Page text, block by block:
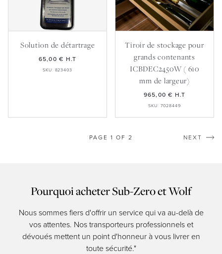
Solution de détartrage
65,00 € H.T
SKU: 823403
Tiroir de stockage pour
grands contenants
ICBDEC2450W ( 610
mm de largeur)
965,00 € H.T
SKU: 7028449
PAGE 1 OF 2 NEXT
Pourquoi acheter Sub-Zero et Wolf
Nous sommes fiers d'offrir un service qui va au-delà de
vos attentes. Nos transporteurs professionnels et
dévoués mettent un point d'honneur à vous livrer en
toute sécurité."